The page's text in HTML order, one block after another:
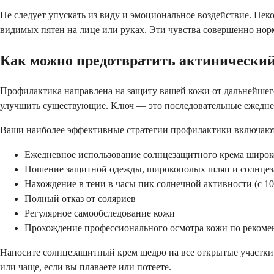
Не следует упускать из виду и эмоциональное воздействие.
видимых пятен на лице или руках. Эти чувства совершенно
Как можно предотвратить
Профилактика направлена на защиту вашей кожи от
улучшить существующие. Ключ — это последовательные
Ваши наиболее эффективные стратегии профилактики
Ежедневное использование солнцезащитного крема
Ношение защитной одежды, широкополых шляп и
Нахождение в тени в часы пик солнечной активности (с
Полный отказ от соляриев
Регулярное самообследование кожи
Прохождение профессионального осмотра кожи по
Наносите солнцезащитный крем щедро на все открытые
или чаще, если вы плаваете или потеете.